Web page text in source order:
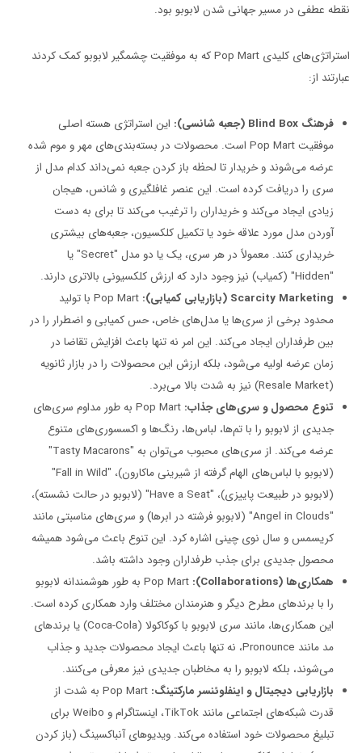
نقطه عطفی در مسیر جهانی شدن لابوبو بود.
استراتژی‌های کلیدی Pop Mart که به موفقیت چشمگیر لابوبو کمک کردند
عبارتند از:
فرهنگ Blind Box (جعبه شانسی):
این استراتژی هسته اصلی
موفقیت Pop Mart است. محصولات در بسته‌بندی‌های مهر و موم شده
عرضه می‌شوند و خریدار تا لحظه باز کردن جعبه نمی‌داند کدام مدل از
سری را دریافت کرده است. این عنصر غافلگیری و شانس، هیجان
زیادی ایجاد می‌کند و خریداران را ترغیب می‌کند تا برای به دست
آوردن مدل مورد علاقه خود یا تکمیل کلکسیون، جعبه‌های بیشتری
خریداری کنند. معمولاً در هر سری، یک یا دو مدل "Secret" یا
"Hidden" (کمیاب) نیز وجود دارد که ارزش کلکسیونی بالاتری دارند.
Scarcity Marketing (بازاریابی کمیابی):
Pop Mart با تولید
محدود برخی از سری‌ها یا مدل‌های خاص، حس کمیابی و اضطرار را در
بین طرفداران ایجاد می‌کند. این امر نه تنها باعث افزایش تقاضا در
زمان عرضه اولیه می‌شود، بلکه ارزش این محصولات را در بازار ثانویه
(Resale Market) نیز به شدت بالا می‌برد.
تنوع محصول و سری‌های جذاب:
Pop Mart به طور مداوم سری‌های
جدیدی از لابوبو را با تم‌ها، لباس‌ها، رنگ‌ها و اکسسوری‌های متنوع
عرضه می‌کند. از سری‌های محبوب می‌توان به "Tasty Macarons"
(لابوبو با لباس‌های الهام گرفته از شیرینی ماکارون)، "Fall in Wild"
(لابوبو در طبیعت پاییزی)، "Have a Seat" (لابوبو در حالت نشسته)،
"Angel in Clouds" (لابوبو فرشته در ابرها) و سری‌های مناسبتی مانند
کریسمس و سال نوی چینی اشاره کرد. این تنوع باعث می‌شود همیشه
محصول جدیدی برای جذب طرفداران وجود داشته باشد.
همکاری‌ها (Collaborations):
Pop Mart به طور هوشمندانه لابوبو
را با برندهای مطرح دیگر و هنرمندان مختلف وارد همکاری کرده است.
این همکاری‌ها، مانند سری لابوبو با کوکاکولا (Coca-Cola) یا برندهای
مد مانند Pronounce، نه تنها باعث ایجاد محصولات جدید و جذاب
می‌شوند، بلکه لابوبو را به مخاطبان جدیدی نیز معرفی می‌کنند.
بازاریابی دیجیتال و اینفلوئنسر مارکتینگ:
Pop Mart به شدت از
قدرت شبکه‌های اجتماعی مانند TikTok، اینستاگرام و Weibo برای
تبلیغ محصولات خود استفاده می‌کند. ویدیوهای آنباکسینگ (باز کردن